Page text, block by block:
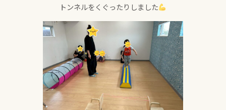
トンネルをくぐったりしました